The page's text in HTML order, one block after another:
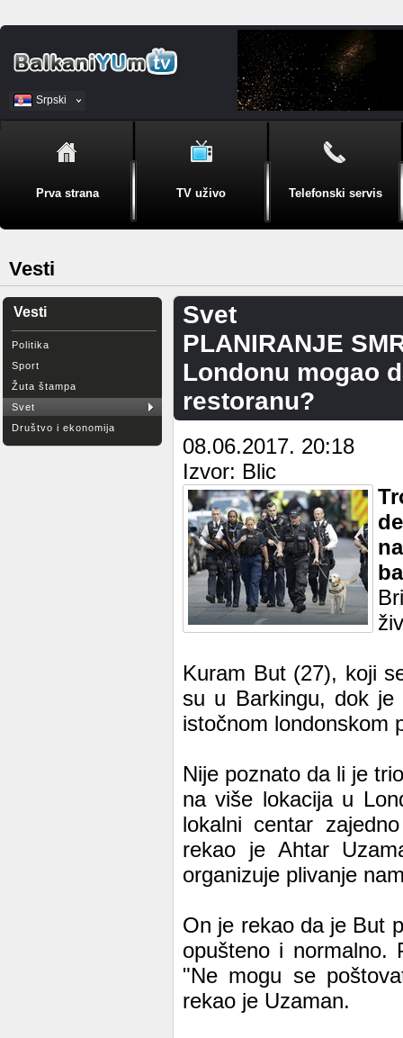
Srpski
BiH
Prva strana TV uživo Telefonski servis
Vesti
Vesti
Politika
Sport
Žuta štampa
Svet
Društvo i ekonomija
Svet
PLANIRANJE
Londonu mogao
restoranu?
08.06.2017. 20:18
Izvor: Blic
Kuram But (27), koji
su u Barkingu, dok
istočnom londonskom
Nije poznato da li je
na više lokacija u
lokalni centar
rekao je Ahtar
organizuje plivanje
On je rekao da je But
opušteno i normalno.
"Ne mogu se
rekao je Uzaman.